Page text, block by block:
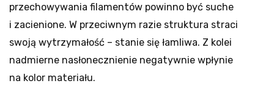
przechowywania filamentów powinno być suche
i zacienione. W przeciwnym razie struktura straci
swoją wytrzymałość – stanie się łamliwa. Z kolei
nadmierne nasłonecznienie negatywnie wpłynie
na kolor materiału.